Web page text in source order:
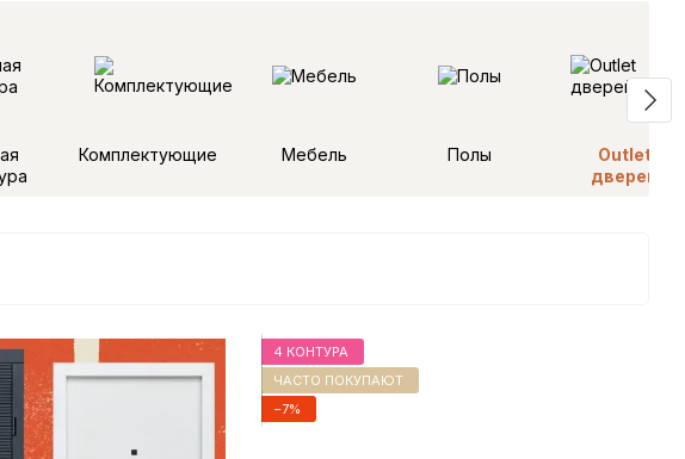
Комплектующие Мебель Полы
Outlet
дверей
4 КОНТУРА
ЧАСТО ПОКУПАЮТ
−7%